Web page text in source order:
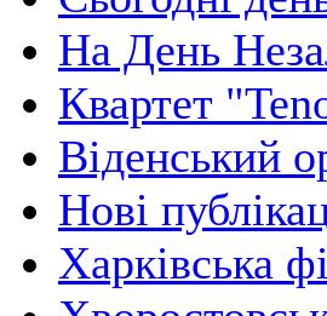
На День
Квартет
Віденський
Нові
Харківська